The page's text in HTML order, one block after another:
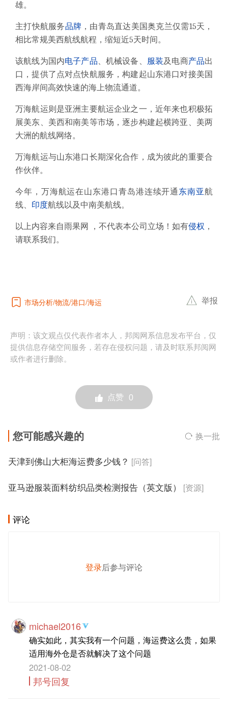
雄。
主打快航服务品牌 ， 由青岛直达美国奥克兰仅需15天 ，
相比常规美西航线航程，缩短近5天时间。
该航线为国内电子产品、机械设备、 服装及电商产品出
口，提供了点对点快航服务，构建起山东港口对接美国
西海岸间高效快速的海上物流通道。
万海航运则是亚洲主要航运企业之一，近年来也积极拓
展美东、美西和南美等市场，逐步构建起横跨亚、美两
大洲的航线网络。
万海航运与山东港口长期深化合作，成为彼此的重要合
作伙伴。
今年，万海航运在山东港口青岛港连续开通 东南亚航
线、 印度航线以及中南美航线。
以上内容来自雨果网 ，不代表本公司立场！如有侵权 ，
请联系我们。
市场分析 物流 港口 海运 举报
声明：该文观点仅代表作者本人，邦阅网系信息发布平台，仅
提供信息存储空间服务，若存在侵权问题，请及时联系邦阅网
或作者进行删除。
点赞 0
您可能感兴趣的 换一批
天津到佛山大柜海运费多少钱？ [问答]
亚马逊服装面料纺织品类检测报告（英文版） [资源]
评论
登录后参与评论
michael2016
确实如此，其实我有一个问题，海运费这么贵，如果
适用海外仓是否就解决了这个问题
2021-08-02
邦号回复